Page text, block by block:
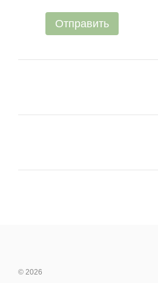
Отправить
© 2026